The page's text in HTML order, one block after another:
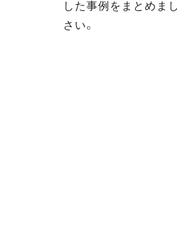
した事例をまとめま
さい。